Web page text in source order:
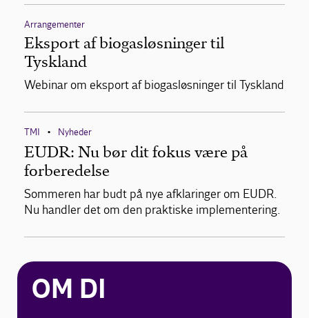
Arrangementer
Eksport af biogasløsninger til
Tyskland
Webinar om eksport af biogasløsninger til Tyskland
TMI • Nyheder
EUDR: Nu bør dit fokus være på
forberedelse
Sommeren har budt på nye afklaringer om EUDR.
Nu handler det om den praktiske implementering.
OM DI